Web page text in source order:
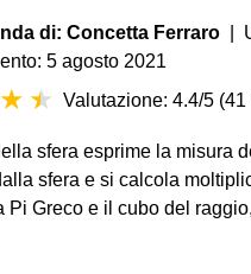
di: Concetta Ferraro |
5 agosto 2021
Valutazione: 4.4/5 (41
sfera esprime la misura
sfera e si calcola
Pi Greco e il cubo del